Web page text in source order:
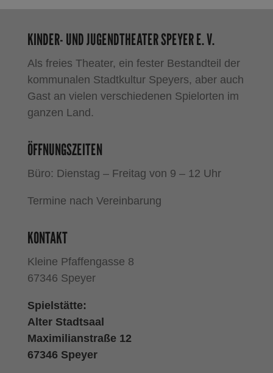
KINDER- UND JUGENDTHEATER SPEYER E. V.
Als freies Theater, ein fester Bestandteil der
kommunalen Stadtkultur Speyers, aber auch
Gast an vielen verschiedenen Spielorten im
ganzen Land.
ÖFFNUNGSZEITEN
Büro: Dienstag – Freitag von 9 – 12 Uhr
Termine nach Vereinbarung
KONTAKT
Kleine Pfaffengasse 8
67346 Speyer
Spielstätte:
Alter Stadtsaal
Maximilianstraße 12
67346 Speyer